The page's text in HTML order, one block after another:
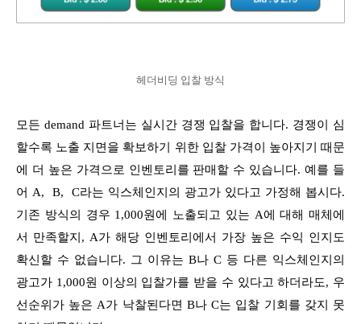
헤더비딩 입찰 방식
모든 demand 파트너는 실시간 경쟁 입찰을 합니다. 경쟁이 심
할수록 노출 지면을 확보하기 위한 입찰 가격이 높아지기 때문
에 더 높은 가격으로 인벤토리를 판매할 수 있습니다. 예를 들
어 A, B, C라는 익스체인지의 광고가 있다고 가정해 봅시다.
기존 방식의 경우 1,000원에 노출되고 있는 A에 대해 매체에
서 만족할지, A가 해당 인벤토리에서 가장 높은 수익 인지도
확신할 수 없습니다. 그 이유는 B나 C 등 다른 익스체인지의
광고가 1,000원 이상의 입찰가를 받을 수 있다고 하더라도, 우
선순위가 높은 A가 낙찰된다면 B나 C는 입찰 기회를 갖지 못